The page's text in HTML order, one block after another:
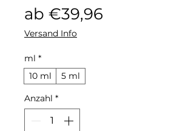
ab €39,96
Versand Info
ml *
10 ml
5 ml
Anzahl *